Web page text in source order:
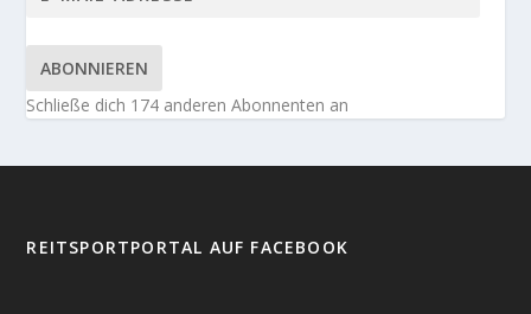
ABONNIEREN
Schließe dich 174 anderen Abonnenten an
REITSPORTPORTAL AUF FACEBOOK